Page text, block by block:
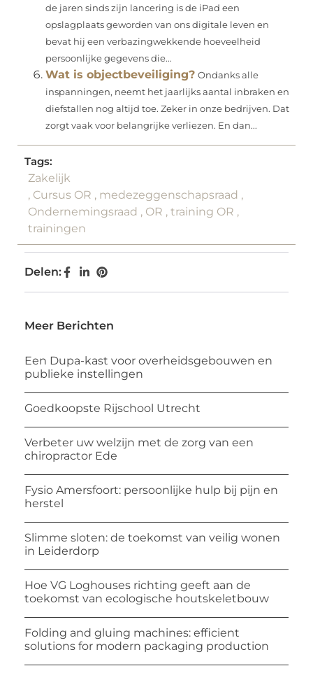
de jaren sinds zijn lancering is de iPad een
opslagplaats geworden van ons digitale leven en
bevat hij een verbazingwekkende hoeveelheid
persoonlijke gegevens die...
Wat is objectbeveiliging? Ondanks alle
inspanningen, neemt het jaarlijks aantal inbraken en
diefstallen nog altijd toe. Zeker in onze bedrijven. Dat
zorgt vaak voor belangrijke verliezen. En dan...
Tags:
Zakelijk
, Cursus OR , medezeggenschapsraad ,
Ondernemingsraad , OR , training OR ,
trainingen
Delen:
Meer Berichten
Een Dupa-kast voor overheidsgebouwen en
publieke instellingen
Goedkoopste Rijschool Utrecht
Verbeter uw welzijn met de zorg van een
chiropractor Ede
Fysio Amersfoort: persoonlijke hulp bij pijn en
herstel
Slimme sloten: de toekomst van veilig wonen
in Leiderdorp
Hoe VG Loghouses richting geeft aan de
toekomst van ecologische houtskeletbouw
Folding and gluing machines: efficient
solutions for modern packaging production